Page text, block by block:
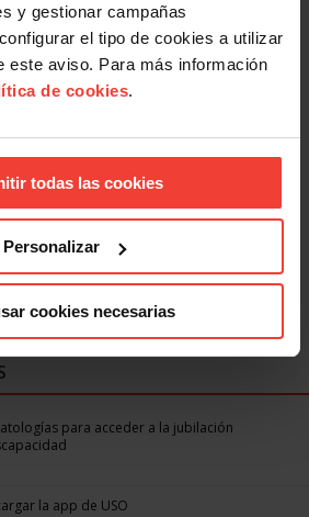
y gestionar campañas
el tipo de cookies a utilizar
este aviso. Para más información
de cookies.
todas las cookies
Personalizar
cookies necesarias
para acceder a la jubilación
la app de USO